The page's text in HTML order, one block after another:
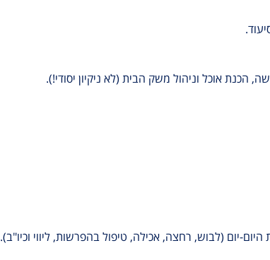
הכנת אוכל וניהול משק הבית (לא ניקיון יסודי!).
יום (לבוש, רחצה, אכילה, טיפול בהפרשות, ליווי וכיו"ב).